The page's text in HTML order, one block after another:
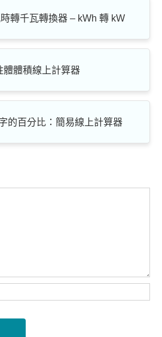
轉千瓦轉換器 – kWh 轉 kW
體體積線上計算器
的百分比：簡易線上計算器